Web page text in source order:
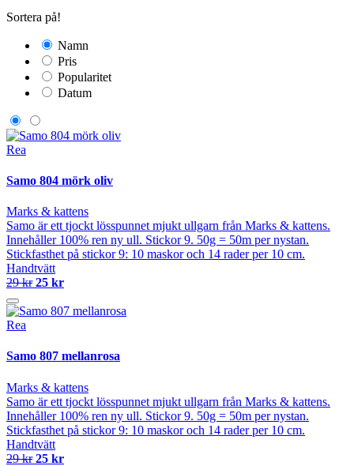
Sortera på!
Namn
Pris
Popularitet
Datum
Rea
Samo 804 mörk oliv
Marks & kattens
Samo är ett tjockt lösspunnet mjukt ullgarn från Marks & kattens.
Innehåller 100% ren ny ull. Stickor 9. 50g = 50m per nystan.
Stickfasthet på stickor 9: 10 maskor och 14 rader per 10 cm.
Handtvätt
29 kr 25 kr
Rea
Samo 807 mellanrosa
Marks & kattens
Samo är ett tjockt lösspunnet mjukt ullgarn från Marks & kattens.
Innehåller 100% ren ny ull. Stickor 9. 50g = 50m per nystan.
Stickfasthet på stickor 9: 10 maskor och 14 rader per 10 cm.
Handtvätt
29 kr 25 kr